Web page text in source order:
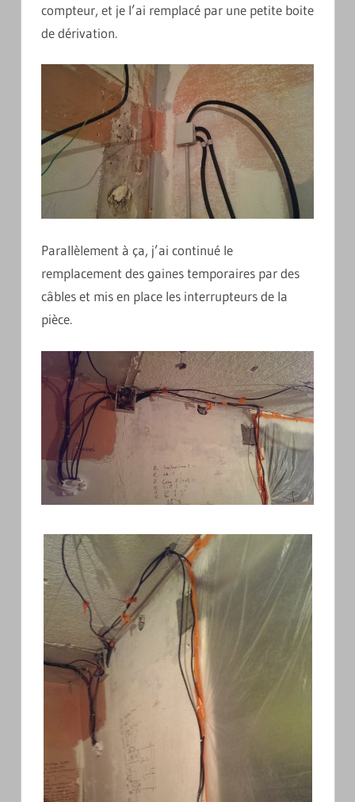
compteur, et je l’ai remplacé par une petite boite
de dérivation.
Parallèlement à ça, j’ai continué le
remplacement des gaines temporaires par des
câbles et mis en place les interrupteurs de la
pièce.